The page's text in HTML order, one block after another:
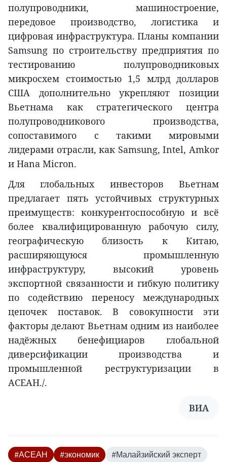
полупроводники, машиностроение,
передовое производство, логистика и
цифровая инфраструктура. Планы компании
Samsung по строительству предприятия по
тестированию полупроводниковых
микросхем стоимостью 1,5 млрд долларов
США дополнительно укрепляют позиции
Вьетнама как стратегического центра
полупроводникового производства,
сопоставимого с такими мировыми
лидерами отрасли, как Samsung, Intel, Amkor
и Hana Micron.
Для глобальных инвесторов Вьетнам
предлагает пять устойчивых структурных
преимуществ: конкурентоспособную и всё
более квалифицированную рабочую силу,
географическую близость к Китаю,
расширяющуюся промышленную
инфраструктуру, высокий уровень
экспортной связанности и гибкую политику
по содействию переносу международных
цепочек поставок. В совокупности эти
факторы делают Вьетнам одним из наиболее
надёжных бенефициаров глобальной
диверсификации производства и
промышленной реструктуризации в
АСЕАН./.
ВИA
#АСЕАН #экономик #Малайзийский эксперт